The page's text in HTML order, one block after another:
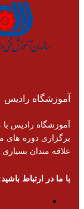
آموزشگاه رادیس
برگزاری دوره های
علاقه مندان بسیاری
با ما در ارتباط